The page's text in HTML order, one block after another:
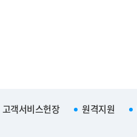
고객서비스헌장 원격지원